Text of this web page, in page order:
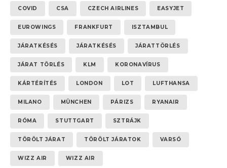
COVID CSA CZECH AIRLINES EASYJET
EUROWINGS FRANKFURT ISZTAMBUL
JÁRATKÉSÉS JÁRATKÉSÉS JÁRATTÖRLÉS
JÁRAT TÖRLÉS KLM KORONAVÍRUS
KÁRTÉRÍTÉS LONDON LOT LUFTHANSA
MILANO MÜNCHEN PÁRIZS RYANAIR
RÓMA STUTTGART SZTRÁJK
TÖRÖLT JÁRAT TÖRÖLT JÁRATOK VARSÓ
WIZZ AIR WIZZ AIR